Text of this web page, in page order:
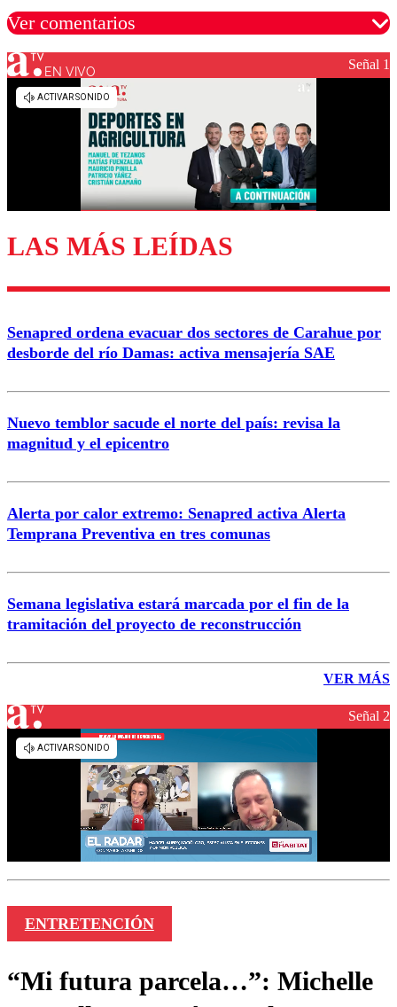
Ver comentarios
Los comentarios son moderados para garantizar un
Enviar comentario
EN VIVO Señal 1
LAS MÁS LEÍDAS
Senapred ordena evacuar dos sectores de Carahue por
desborde del río Damas: activa mensajería SAE
Nuevo temblor sacude el norte del país: revisa la
magnitud y el epicentro
Alerta por calor extremo: Senapred activa Alerta
Temprana Preventiva en tres comunas
Semana legislativa estará marcada por el fin de la
tramitación del proyecto de reconstrucción
VER MÁS
Señal 2
ENTRETENCIÓN
“Mi futura parcela…”: Michelle